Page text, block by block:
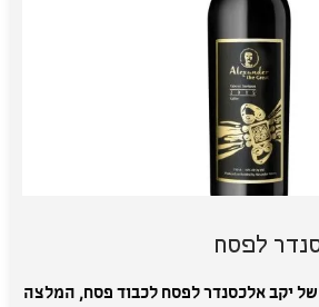
לפסח
של יקב אלכסנדר לפסח לכבוד פסח, המלצה